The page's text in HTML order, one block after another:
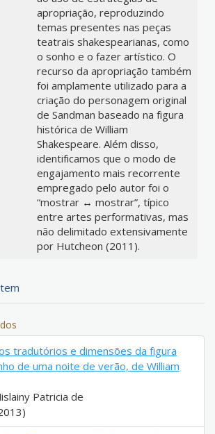
apropriação, reproduzindo
temas presentes nas peças
teatrais shakespearianas, como
o sonho e o fazer artístico. O
recurso da apropriação também
foi amplamente utilizado para a
criação do personagem original
de Sandman baseado na figura
histórica de William
Shakespeare. Além disso,
identificamos que o modo de
engajamento mais recorrente
empregado pelo autor foi o
“mostrar ↔ mostrar”, típico
entre artes performativas, mas
não delimitado extensivamente
por Hutcheon (2011).
tradutórios e dimensões da figura
de uma noite de verão, de William
Patricia de